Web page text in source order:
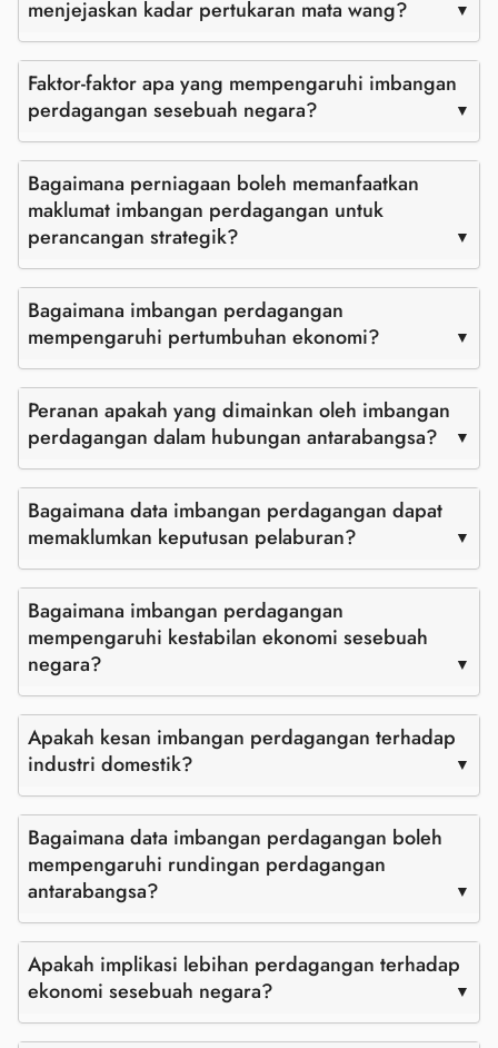
menjejaskan kadar pertukaran mata wang?
Faktor-faktor apa yang mempengaruhi imbangan
perdagangan sesebuah negara?
Bagaimana perniagaan boleh memanfaatkan
maklumat imbangan perdagangan untuk
perancangan strategik?
Bagaimana imbangan perdagangan
mempengaruhi pertumbuhan ekonomi?
Peranan apakah yang dimainkan oleh imbangan
perdagangan dalam hubungan antarabangsa?
Bagaimana data imbangan perdagangan dapat
memaklumkan keputusan pelaburan?
Bagaimana imbangan perdagangan
mempengaruhi kestabilan ekonomi sesebuah
negara?
Apakah kesan imbangan perdagangan terhadap
industri domestik?
Bagaimana data imbangan perdagangan boleh
mempengaruhi rundingan perdagangan
antarabangsa?
Apakah implikasi lebihan perdagangan terhadap
ekonomi sesebuah negara?